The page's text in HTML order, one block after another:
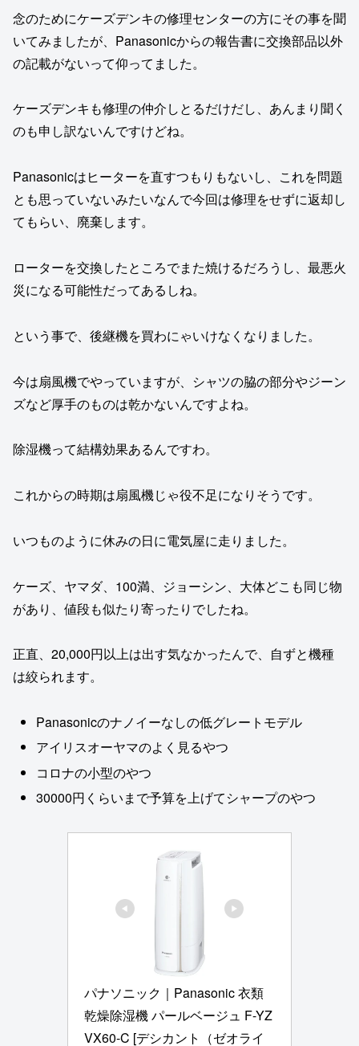
念のためにケーズデンキの修理センターの方にその事を聞
いてみましたが、Panasonicからの報告書に交換部品以外
の記載がないって仰ってました。
ケーズデンキも修理の仲介しとるだけだし、あんまり聞く
のも申し訳ないんですけどね。
Panasonicはヒーターを直すつもりもないし、これを問題
とも思っていないみたいなんで今回は修理をせずに返却し
てもらい、廃棄します。
ローターを交換したところでまた焼けるだろうし、最悪火
災になる可能性だってあるしね。
という事で、後継機を買わにゃいけなくなりました。
今は扇風機でやっていますが、シャツの脇の部分やジーン
ズなど厚手のものは乾かないんですよね。
除湿機って結構効果あるんですわ。
これからの時期は扇風機じゃ役不足になりそうです。
いつものように休みの日に電気屋に走りました。
ケーズ、ヤマダ、100満、ジョーシン、大体どこも同じ物
があり、値段も似たり寄ったりでしたね。
正直、20,000円以上は出す気なかったんで、自ずと機種
は絞られます。
Panasonicのナノイーなしの低グレートモデル
アイリスオーヤマのよく見るやつ
コロナの小型のやつ
30000円くらいまで予算を上げてシャープのやつ
パナソニック｜Panasonic 衣類
乾燥除湿機 パールベージュ F-YZ
VX60-C [デシカント（ゼオライ